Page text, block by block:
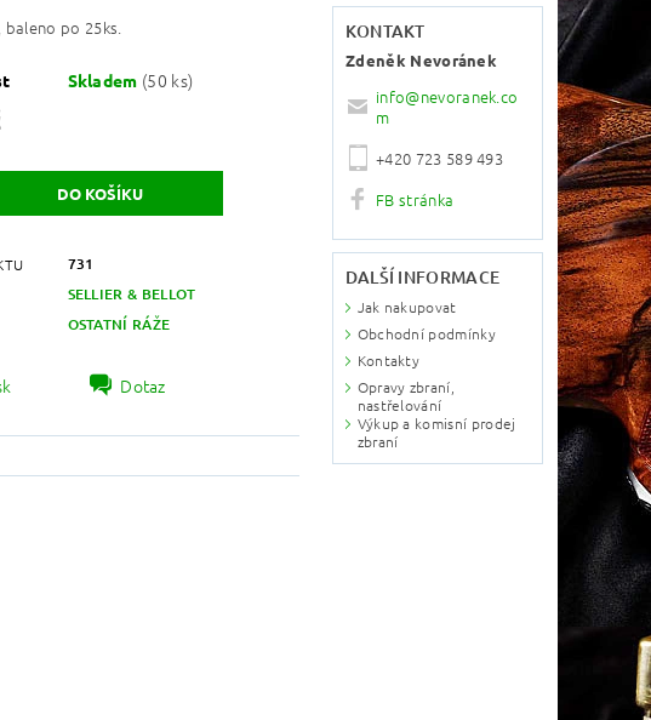
baleno po 25ks.
Skladem (50 ks)
731
SELLIER & BELLOT
OSTATNÍ RÁŽE
Dotaz
KONTAKT
Zdeněk Nevoránek
info@nevoranek.co
m
+420 723 589 493
FB stránka
DALŠÍ INFORMACE
Jak nakupovat
Obchodní podmínky
Kontakty
Opravy zbraní,
nastřelování
Výkup a komisní prodej
zbraní